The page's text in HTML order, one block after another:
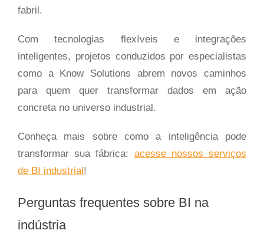
fabril.
Com tecnologias flexíveis e integrações
inteligentes, projetos conduzidos por especialistas
como a Know Solutions abrem novos caminhos
para quem quer transformar dados em ação
concreta no universo industrial.
Conheça mais sobre como a inteligência pode
transformar sua fábrica: acesse nossos serviços
de BI industrial!
Perguntas frequentes sobre BI na
indústria